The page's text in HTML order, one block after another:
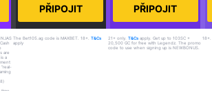
are
a
PŘIPOJIT
The Bet105.ag code is MAXBET. 18+.T&Cs
apply
PŘIPOJIT
21+ only. T&Csapply. Get up to 103SC +
20,500 GC for free with Legendz. The promo
code to use when signing up is NEWBONUS.
18+.